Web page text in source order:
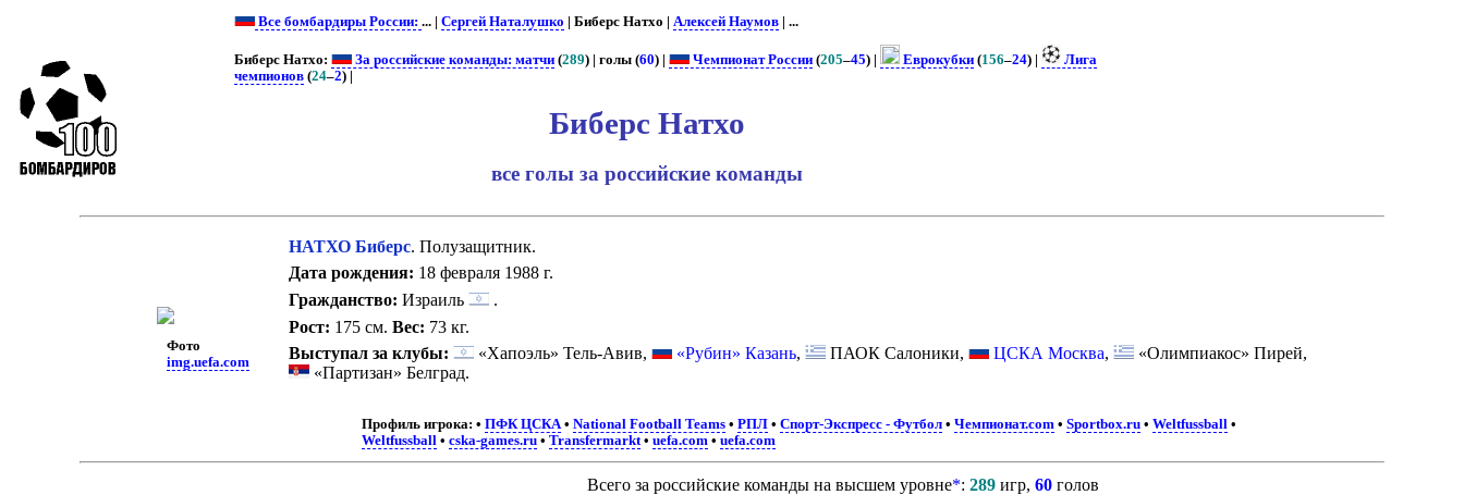
Все бомбардиры России: ... | Сергей Наталушко | Биберс Натхо | Алексей Наумов| ...
Биберс Натхо: За российские команды: матчи(289) | голы (60) | Чемпионат России(205–45) | Еврокубки(156–24) |
Лига
чемпионов(24–2) |
Биберс Натхо
все голы за российские команды
Фото
img.uefa.com
НАТХО Биберс. Полузащитник.
Дата рождения: 18 февраля 1988 г.
Гражданство: Израиль
.
Рост: 175 см. Вес: 73 кг.
Выступал за клубы:
«Хапоэль» Тель-Авив, «Рубин» Казань, ПАОК Салоники, ЦСКА Москва,
«Олимпиакос» Пирей,
«Партизан» Белград.
Профиль игрока: •ПФК ЦСКА•National Football Teams •РПЛ •Спорт-Экспресс - Футбол •Чемпионат.com •Sportbox.ru •Weltfussball •
Weltfussball •cska-games.ru •Transfermarkt•uefa.com •uefa.com
Всего за российские команды на высшем уровне*: 289 игр, 60 голов